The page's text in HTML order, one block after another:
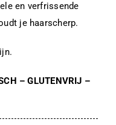
en verfrissende
je haarscherp.
– GLUTENVRIJ –